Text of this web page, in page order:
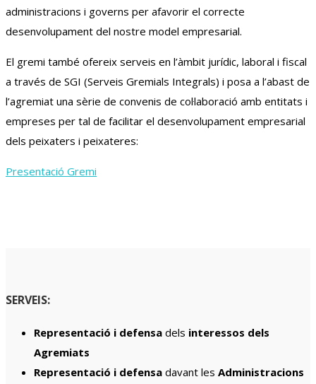
administracions i governs per afavorir el correcte
desenvolupament del nostre model empresarial.
El gremi també ofereix serveis en l’àmbit jurídic, laboral i fiscal
a través de SGI (Serveis Gremials Integrals) i posa a l’abast de
l’agremiat una sèrie de convenis de col·laboració amb entitats i
empreses per tal de facilitar el desenvolupament empresarial
dels peixaters i peixateres:
Presentació Gremi
SERVEIS:
Representació i defensa dels interessos dels
Agremiats
Representació i defensa davant les Administracions